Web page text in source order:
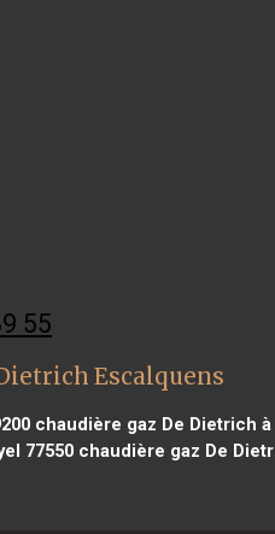
55
Escalquens
chaudière gaz De Dietrich à
77550 chaudière gaz De